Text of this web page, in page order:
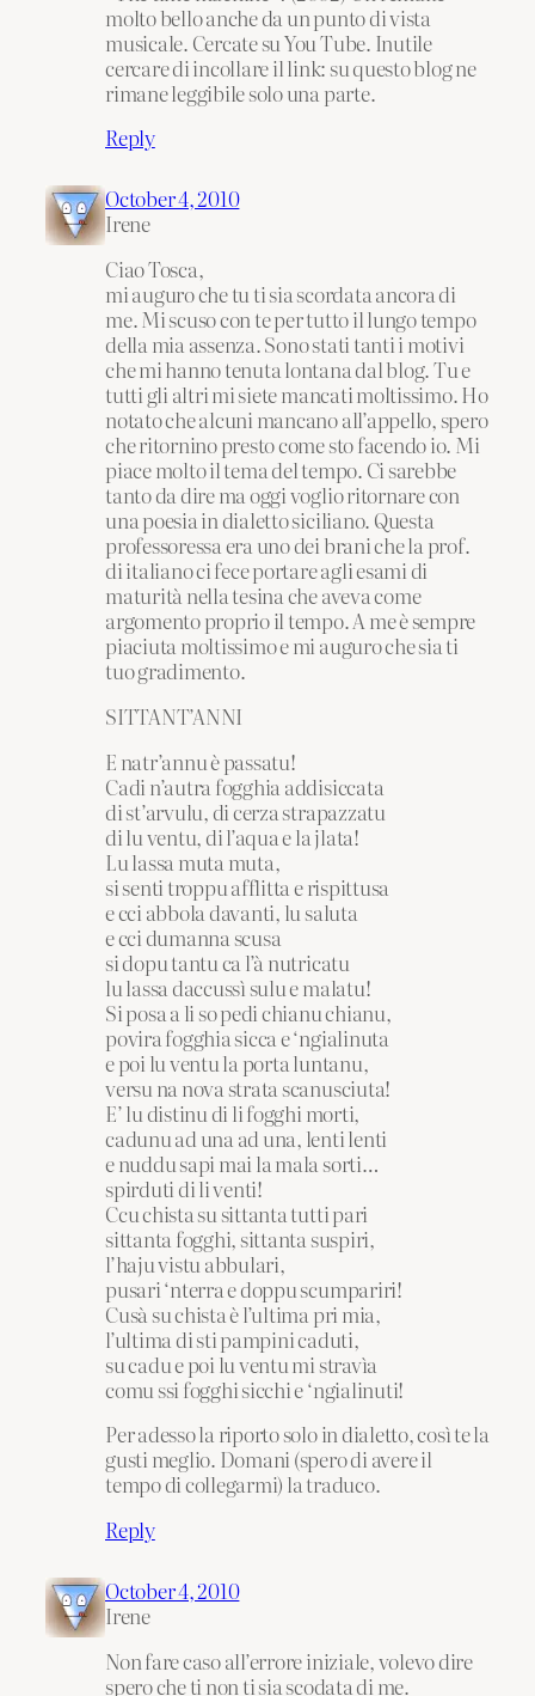
molto bello anche da un punto di vista
musicale. Cercate su You Tube. Inutile
cercare di incollare il link: su questo blog ne
rimane leggibile solo una parte.
Reply
October 4, 2010
Irene
Ciao Tosca,
mi auguro che tu ti sia scordata ancora di
me. Mi scuso con te per tutto il lungo tempo
della mia assenza. Sono stati tanti i motivi
che mi hanno tenuta lontana dal blog. Tu e
tutti gli altri mi siete mancati moltissimo. Ho
notato che alcuni mancano all’appello, spero
che ritornino presto come sto facendo io. Mi
piace molto il tema del tempo. Ci sarebbe
tanto da dire ma oggi voglio ritornare con
una poesia in dialetto siciliano. Questa
professoressa era uno dei brani che la prof.
di italiano ci fece portare agli esami di
maturità nella tesina che aveva come
argomento proprio il tempo. A me è sempre
piaciuta moltissimo e mi auguro che sia ti
tuo gradimento.
SITTANT’ANNI
E natr’annu è passatu!
Cadi n’autra fogghia addisiccata
di st’arvulu, di cerza strapazzatu
di lu ventu, di l’aqua e la jlata!
Lu lassa muta muta,
si senti troppu afflitta e rispittusa
e cci abbola davanti, lu saluta
e cci dumanna scusa
si dopu tantu ca l’à nutricatu
lu lassa daccussì sulu e malatu!
Si posa a li so pedi chianu chianu,
povira fogghia sicca e ‘ngialinuta
e poi lu ventu la porta luntanu,
versu na nova strata scanusciuta!
E’ lu distinu di li fogghi morti,
cadunu ad una ad una, lenti lenti
e nuddu sapi mai la mala sorti…
spirduti di li venti!
Ccu chista su sittanta tutti pari
sittanta fogghi, sittanta suspiri,
l’haju vistu abbulari,
pusari ‘nterra e doppu scumpariri!
Cusà su chista è l’ultima pri mia,
l’ultima di sti pampini caduti,
su cadu e poi lu ventu mi stravìa
comu ssi fogghi sicchi e ‘ngialinuti!
Per adesso la riporto solo in dialetto, così te la
gusti meglio. Domani (spero di avere il
tempo di collegarmi) la traduco.
Reply
October 4, 2010
Irene
Non fare caso all’errore iniziale, volevo dire
spero che ti non ti sia scodata di me.